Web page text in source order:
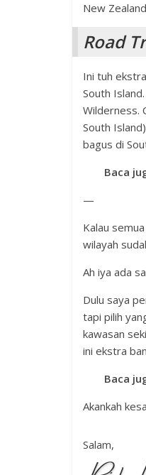
New
Road
Ini tuh
South
Wilderness.
South
bagus di
Baca
—
Kalau
wilayah
Ah iya ada
Dulu saya
tapi pilih
kawasan
ini ekstra
Baca
Akankah
Salam,